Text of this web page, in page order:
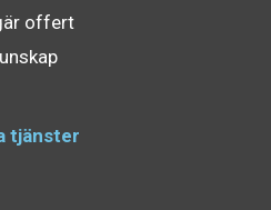
offert
tjänster